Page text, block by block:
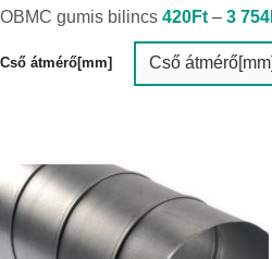
OBMC gumis bilincs 420Ft – 3 754
Cső átmérő[mm]